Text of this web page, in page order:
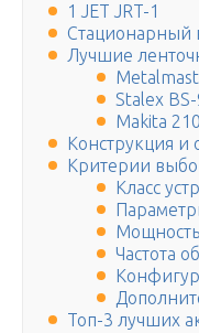
1 JET JRT-1
Стационарный
Лучшие
Stalex
Makita
Конструкция и
Критерии
Класс
Мощность
Частота
Топ-3 лучших